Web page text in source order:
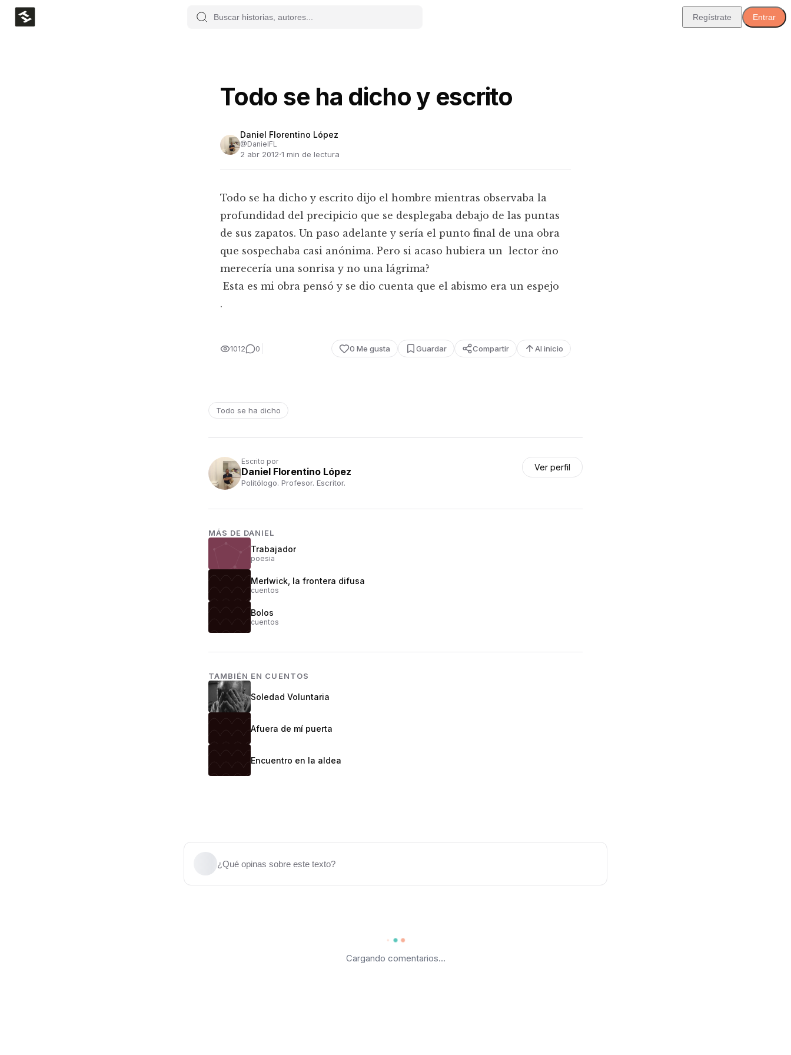
Regístrate Entrar
Todo se ha dicho y escrito
Daniel Florentino López
@DanielFL
2 abr 2012·1 min de lectura
Todo se ha dicho y escrito dijo el hombre mientras observaba la
profundidad del precipicio que se desplegaba debajo de las puntas
de sus zapatos. Un paso adelante y sería el punto final de una obra
que sospechaba casi anónima. Pero si acaso hubiera un lector ¿no
merecería una sonrisa y no una lágrima?
Esta es mi obra pensó y se dio cuenta que el abismo era un espejo
.
1012 0 0 Me gusta Guardar Compartir Al inicio
Todo se ha dicho
Escrito por
Daniel Florentino López
Politólogo. Profesor. Escritor.
Ver perfil
MÁS DE DANIEL
Trabajador
poesia
Merlwick, la frontera difusa
cuentos
Bolos
cuentos
TAMBIÉN EN CUENTOS
Soledad Voluntaria
Afuera de mí puerta
Encuentro en la aldea
¿Qué opinas sobre este texto?
Cargando comentarios...